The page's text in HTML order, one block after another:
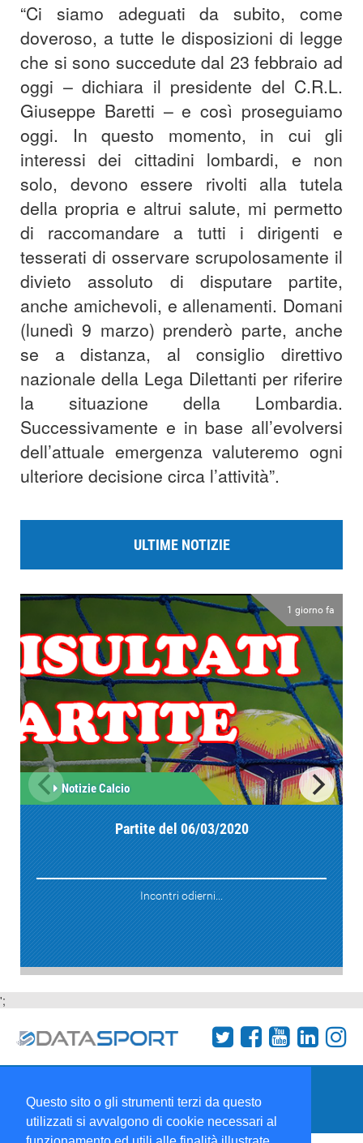
Questo sito o gli strumenti terzi da questo
utilizzati si avvalgono di cookie necessari al
“Ci siamo adeguati da subito, come
doveroso, a tutte le disposizioni di legge
che si sono succedute dal 23 febbraio ad
oggi – dichiara il presidente del C.R.L.
Giuseppe Baretti – e così proseguiamo
oggi. In questo momento, in cui gli
interessi dei cittadini lombardi, e non
solo, devono essere rivolti alla tutela
della propria e altrui salute, mi permetto
di raccomandare a tutti i dirigenti e
tesserati di osservare scrupolosamente il
divieto assoluto di disputare partite,
anche amichevoli, e allenamenti. Domani
(lunedì 9 marzo) prenderò parte, anche
se a distanza, al consiglio direttivo
nazionale della Lega Dilettanti per riferire
la situazione della Lombardia.
Successivamente e in base all’evolversi
dell’attuale emergenza valuteremo ogni
ulteriore decisione circa l’attività”.
ULTIME NOTIZIE
1 giorno fa
Notizie Calcio
Partite del 06/03/2020
Incontri odierni...
';
Collabora con noi